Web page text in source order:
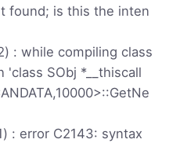
found; is this the inten
: while compiling class
SObj *__thiscall
: error C2143: syntax